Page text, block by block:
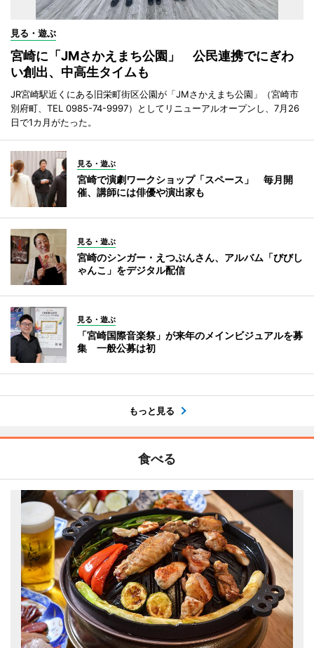
見る・遊ぶ
宮崎に「JMさかえまち公園」 公民連携でにぎわ
い創出、中高生タイムも
JR宮崎駅近くにある旧栄町街区公園が「JMさかえまち公園」（宮崎市
別府町、TEL 0985-74-9997）としてリニューアルオープンし、7月26
日で1カ月がたった。
見る・遊ぶ
宮崎で演劇ワークショップ「スペース」 毎月開
催、講師には俳優や演出家も
見る・遊ぶ
宮崎のシンガー・えつぷんさん、アルバム「びびし
ゃんこ」をデジタル配信
見る・遊ぶ
「宮崎国際音楽祭」が来年のメインビジュアルを募
集 一般公募は初
もっと見る
食べる